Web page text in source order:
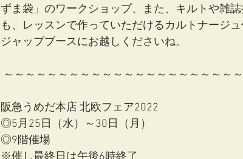
ずま袋」のワークショップ、また、キルトや雑
も、レッスンで作っていただけるカルトナージ
ジャップブースにお越しくださいね。
～～～～～～～～～～～～～～～～～～～～～
阪急うめだ本店 北欧フェア2022
◎5月25日（水）～30日（月）
◎9階催場